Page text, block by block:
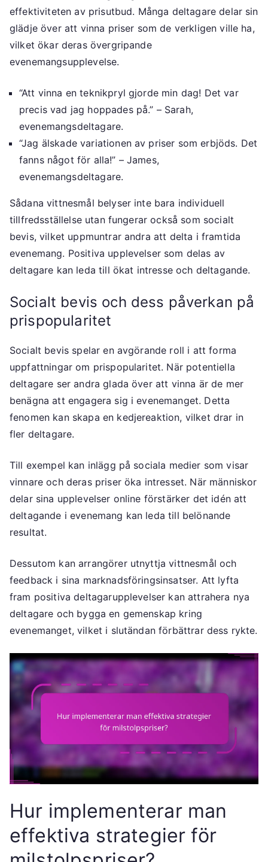
effektiviteten av prisutbud. Många deltagare delar sin
glädje över att vinna priser som de verkligen ville ha,
vilket ökar deras övergripande
evenemangsupplevelse.
“Att vinna en teknikpryl gjorde min dag! Det var
precis vad jag hoppades på.” – Sarah,
evenemangsdeltagare.
“Jag älskade variationen av priser som erbjöds. Det
fanns något för alla!” – James,
evenemangsdeltagare.
Sådana vittnesmål belyser inte bara individuell
tillfredsställelse utan fungerar också som socialt
bevis, vilket uppmuntrar andra att delta i framtida
evenemang. Positiva upplevelser som delas av
deltagare kan leda till ökat intresse och deltagande.
Socialt bevis och dess påverkan på
prispopularitet
Socialt bevis spelar en avgörande roll i att forma
uppfattningar om prispopularitet. När potentiella
deltagare ser andra glada över att vinna är de mer
benägna att engagera sig i evenemanget. Detta
fenomen kan skapa en kedjereaktion, vilket drar in
fler deltagare.
Till exempel kan inlägg på sociala medier som visar
vinnare och deras priser öka intresset. När människor
delar sina upplevelser online förstärker det idén att
deltagande i evenemang kan leda till belönande
resultat.
Dessutom kan arrangörer utnyttja vittnesmål och
feedback i sina marknadsföringsinsatser. Att lyfta
fram positiva deltagarupplevelser kan attrahera nya
deltagare och bygga en gemenskap kring
evenemanget, vilket i slutändan förbättrar dess rykte.
Hur implementerar man
effektiva strategier för